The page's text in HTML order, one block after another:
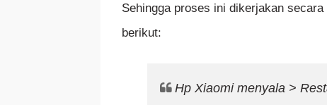
Sehingga proses ini dikerjakan
berikut:
Hp Xiaomi menyala >